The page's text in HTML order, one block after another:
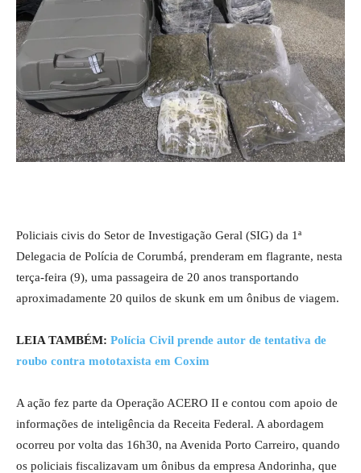
Policiais civis do Setor de Investigação Geral (SIG) da 1ª
Delegacia de Polícia de Corumbá, prenderam em flagrante, nesta
terça-feira (9), uma passageira de 20 anos transportando
aproximadamente 20 quilos de skunk em um ônibus de viagem.
LEIA TAMBÉM: Polícia Civil prende autor de tentativa de
roubo contra mototaxista em Coxim
A ação fez parte da Operação ACERO II e contou com apoio de
informações de inteligência da Receita Federal. A abordagem
ocorreu por volta das 16h30, na Avenida Porto Carreiro, quando
os policiais fiscalizavam um ônibus da empresa Andorinha, que